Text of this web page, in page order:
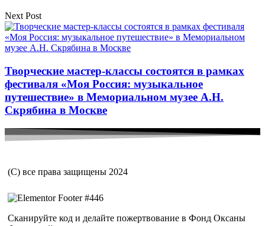
Next Post
Творческие мастер-классы состоятся в рамках
фестиваля «Моя Россия: музыкальное
путешествие» в Мемориальном музее А.Н.
Скрябина в Москве
(С) все права защищены 2024
Сканируйте код и делайте пожертвование в Фонд Оксаны